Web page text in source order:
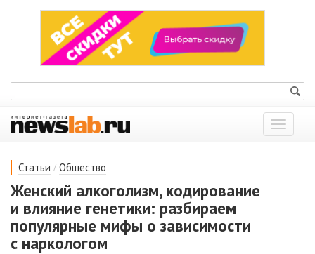
Показать
меню
Статьи / Общество
Женский алкоголизм, кодирование
и влияние генетики: разбираем
популярные мифы о зависимости
с наркологом